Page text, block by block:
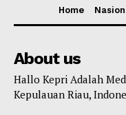
Home
About us
Hallo Kepri Adalah
Kepulauan Riau,